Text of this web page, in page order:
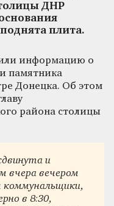
ДНР
плита.
информацию о
памятника
Донецка. Об этом
района столицы
и
вчера вечером
коммунальщики,
в 8:30,